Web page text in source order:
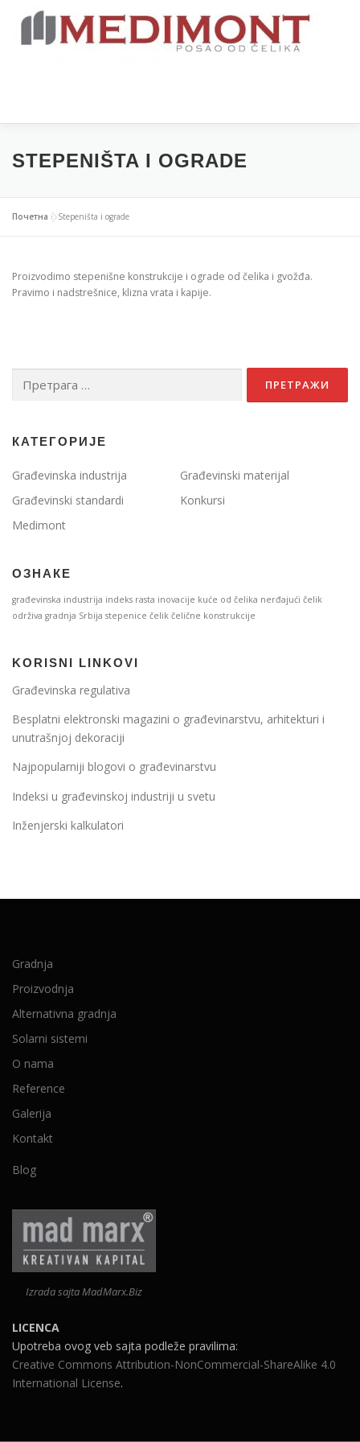
садржај
GRADNJA PROIZVODNJA
ALTERNATIVNA GRADNJA
O NAMA BLOG
STEPENIŠTA I OGRADE
Почетна »Stepeništa i ograde
Proizvodimo stepenišne konstrukcije i ograde od čelika i gvožđa.
Pravimo i nadstrešnice, klizna vrata i kapije.
за:
КАТЕГОРИЈЕ
Građevinska industrija
Građevinski materijal
Građevinski standardi
Konkursi
Medimont
ОЗНАКЕ
građevinska industrija indeks rasta inovacije kuće od čelika nerđajući čelik
održiva gradnja Srbija stepenice čelik čelične konstrukcije
KORISNI LINKOVI
Građevinska regulativa
Besplatni elektronski magazini o građevinarstvu, arhitekturi i
unutrašnjoj dekoraciji
Najpopularniji blogovi o građevinarstvu
Indeksi u građevinskoj industriji u svetu
Inženjerski kalkulatori
Gradnja
Proizvodnja
Alternativna gradnja
Solarni sistemi
O nama
Reference
Galerija
Kontakt
Blog
Izrada sajta MadMarx.Biz
LICENCA
Upotreba ovog veb sajta podleže pravilima:
Creative Commons Attribution-NonCommercial-ShareAlike 4.0
International License.